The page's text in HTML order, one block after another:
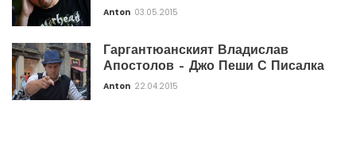
Anton 03.05.2015
Гаргантюанският Владислав
Апостолов – Джо Пеши С Писалка
Anton 22.04.2015